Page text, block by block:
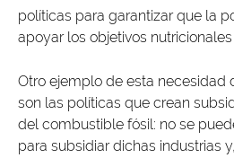
políticas para garantizar que la
apoyar los objetivos
Otro ejemplo de esta necesidad
son las políticas que crean
del combustible fósil: no se
para subsidiar dichas industrias